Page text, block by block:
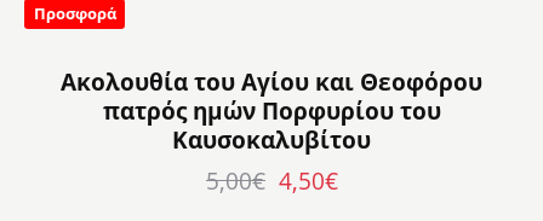
Προσφορά
Ακολουθία του Αγίου και Θεοφόρου
πατρός ημών Πορφυρίου του
Καυσοκαλυβίτου
5,00€ 4,50€